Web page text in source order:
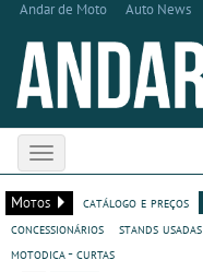
Andar de Moto Auto News
Toggle
navigation
Motos
catálogo e preços
concessionários
stands usadas
motodica - curtas